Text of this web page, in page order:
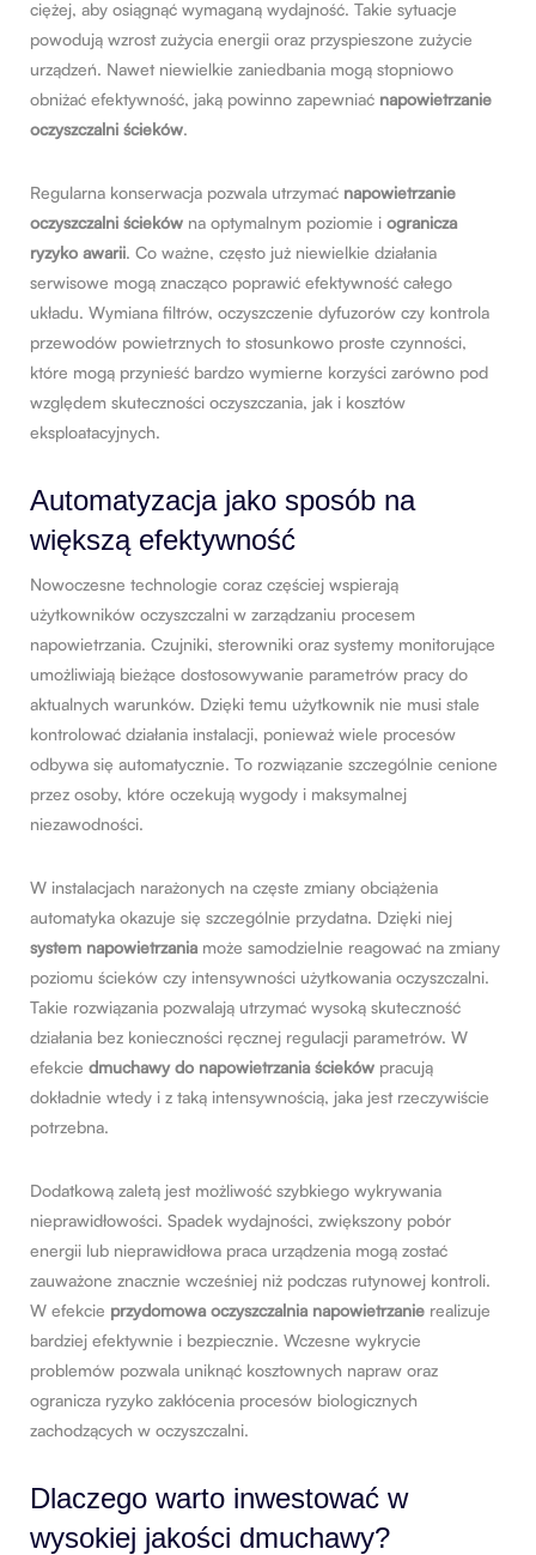
ciężej, aby osiągnąć wymaganą wydajność. Takie sytuacje
powodują wzrost zużycia energii oraz przyspieszone zużycie
urządzeń. Nawet niewielkie zaniedbania mogą stopniowo
obniżać efektywność, jaką powinno zapewniać napowietrzanie
oczyszczalni ścieków.
Regularna konserwacja pozwala utrzymać napowietrzanie
oczyszczalni ścieków na optymalnym poziomie i ogranicza
ryzyko awarii. Co ważne, często już niewielkie działania
serwisowe mogą znacząco poprawić efektywność całego
układu. Wymiana filtrów, oczyszczenie dyfuzorów czy kontrola
przewodów powietrznych to stosunkowo proste czynności,
które mogą przynieść bardzo wymierne korzyści zarówno pod
względem skuteczności oczyszczania, jak i kosztów
eksploatacyjnych.
Automatyzacja jako sposób na
większą efektywność
Nowoczesne technologie coraz częściej wspierają
użytkowników oczyszczalni w zarządzaniu procesem
napowietrzania. Czujniki, sterowniki oraz systemy monitorujące
umożliwiają bieżące dostosowywanie parametrów pracy do
aktualnych warunków. Dzięki temu użytkownik nie musi stale
kontrolować działania instalacji, ponieważ wiele procesów
odbywa się automatycznie. To rozwiązanie szczególnie cenione
przez osoby, które oczekują wygody i maksymalnej
niezawodności.
W instalacjach narażonych na częste zmiany obciążenia
automatyka okazuje się szczególnie przydatna. Dzięki niej
system napowietrzania może samodzielnie reagować na zmiany
poziomu ścieków czy intensywności użytkowania oczyszczalni.
Takie rozwiązania pozwalają utrzymać wysoką skuteczność
działania bez konieczności ręcznej regulacji parametrów. W
efekcie dmuchawy do napowietrzania ścieków pracują
dokładnie wtedy i z taką intensywnością, jaka jest rzeczywiście
potrzebna.
Dodatkową zaletą jest możliwość szybkiego wykrywania
nieprawidłowości. Spadek wydajności, zwiększony pobór
energii lub nieprawidłowa praca urządzenia mogą zostać
zauważone znacznie wcześniej niż podczas rutynowej kontroli.
W efekcie przydomowa oczyszczalnia napowietrzanie realizuje
bardziej efektywnie i bezpiecznie. Wczesne wykrycie
problemów pozwala uniknąć kosztownych napraw oraz
ogranicza ryzyko zakłócenia procesów biologicznych
zachodzących w oczyszczalni.
Dlaczego warto inwestować w
wysokiej jakości dmuchawy?